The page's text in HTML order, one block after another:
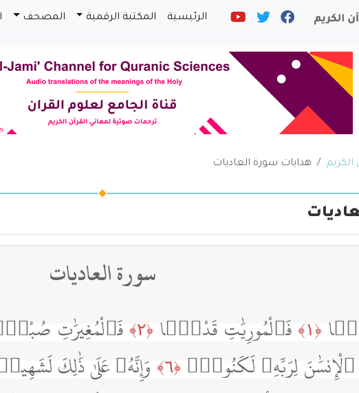
الرئيسية المكتبة الرقمية المصحف
الكريم هدايات سورة العاديات
سورة العاديات
﴿١﴾ فَٱلْمُورِيَٰتِ قَدْحًۭا﴿٢﴾ فَٱلْمُغِيرَٰتِ
ٱلْإِنسَٰنَ لِرَبِّهِۦ لَكَنُودٌۭ ﴿٦﴾ وَإِنَّهُۥ عَلَىٰ ذَٰلِكَ